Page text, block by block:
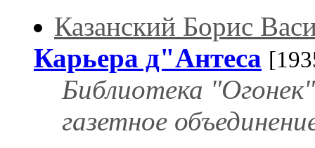
Казанский Борис
Карьера д"Антеса
Библиотека
газетное